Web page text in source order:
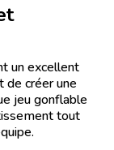
un excellent
de créer une
jeu gonflable
tout